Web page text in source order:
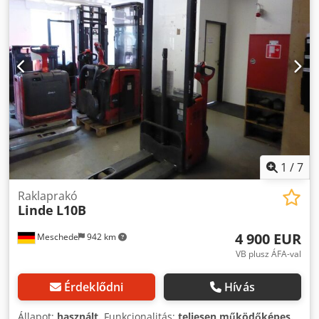
1 /7
Meschede 942 km
Raklaprakó
Linde L10B
4 900 EUR
VB plusz ÁFA-val
Érdeklődni Hívás